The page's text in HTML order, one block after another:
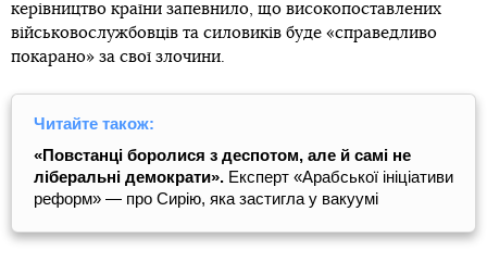
керівництво країни запевнило, що високопоставлених
військовослужбовців та силовиків буде «справедливо
покарано» за свої злочини.
Читайте також:
«Повстанці боролися з деспотом, але й самі не
ліберальні демократи». Експерт «Арабської ініціативи
реформ» — про Сирію, яка застигла у вакуумі